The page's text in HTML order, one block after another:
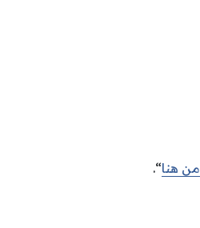
من هنا“.